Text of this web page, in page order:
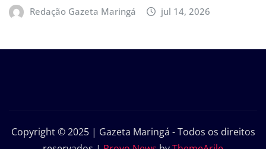
Redação Gazeta Maringá jul 14, 2026
Copyright © 2025 | Gazeta Maringá - Todos os direitos